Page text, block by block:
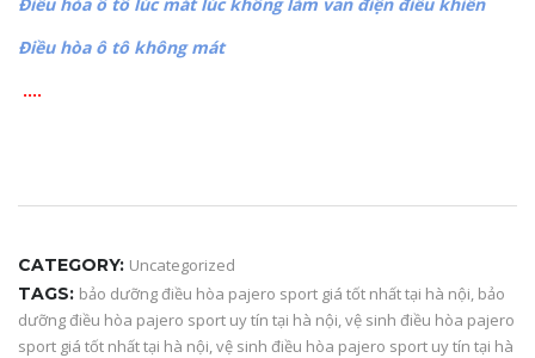
Điều hòa ô tô không mát
….
CATEGORY: Uncategorized
TAGS: bảo dưỡng điều hòa pajero sport giá tốt nhất tại hà nội, bảo
dưỡng điều hòa pajero sport uy tín tại hà nội,vệ sinh điều hòa pajero
sport giá tốt nhất tại hà nội,vệ sinh điều hòa pajero sport uy tín tại hà